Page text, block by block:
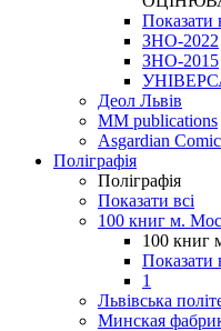
Показати
ЗНО-2022
ЗНО-2015
Деол Львів
MM publications
Asgardian
Поліграфія
Поліграфія
Показати всі
100 книг м.
100 книг
Показати
1
Львівська
Минская